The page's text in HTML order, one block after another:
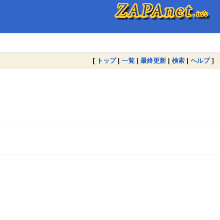
[ トップ| 一覧 | 最終更新 | 検索 | ヘルプ]